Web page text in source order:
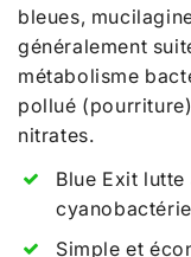
bleues,
généralement
métabolisme
pollué
nitrates.
Blue Exit
Simple et